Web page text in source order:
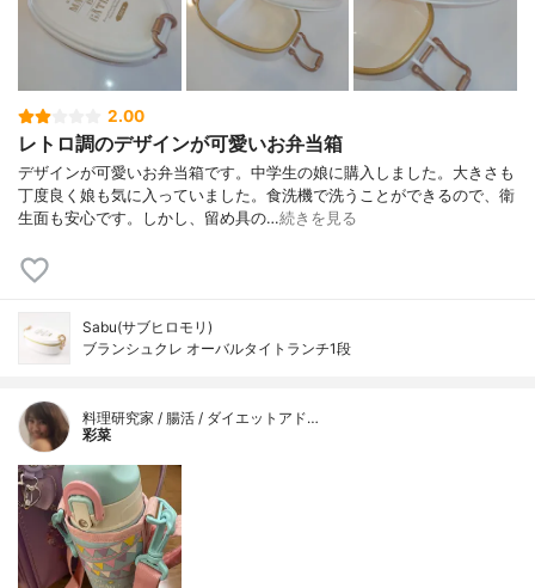
2.00
レトロ調のデザインが可愛いお弁当箱
デザインが可愛いお弁当箱です。中学生の娘に購入しました。大きさも
丁度良く娘も気に入っていました。食洗機で洗うことができるので、衛
生面も安心です。しかし、留め具の…続きを見る
Sabu(サブヒロモリ)
ブランシュクレ オーバルタイトランチ1段
料理研究家 / 腸活 / ダイエットアド…
彩菜